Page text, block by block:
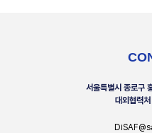
서울특별시 종로구
대외협력